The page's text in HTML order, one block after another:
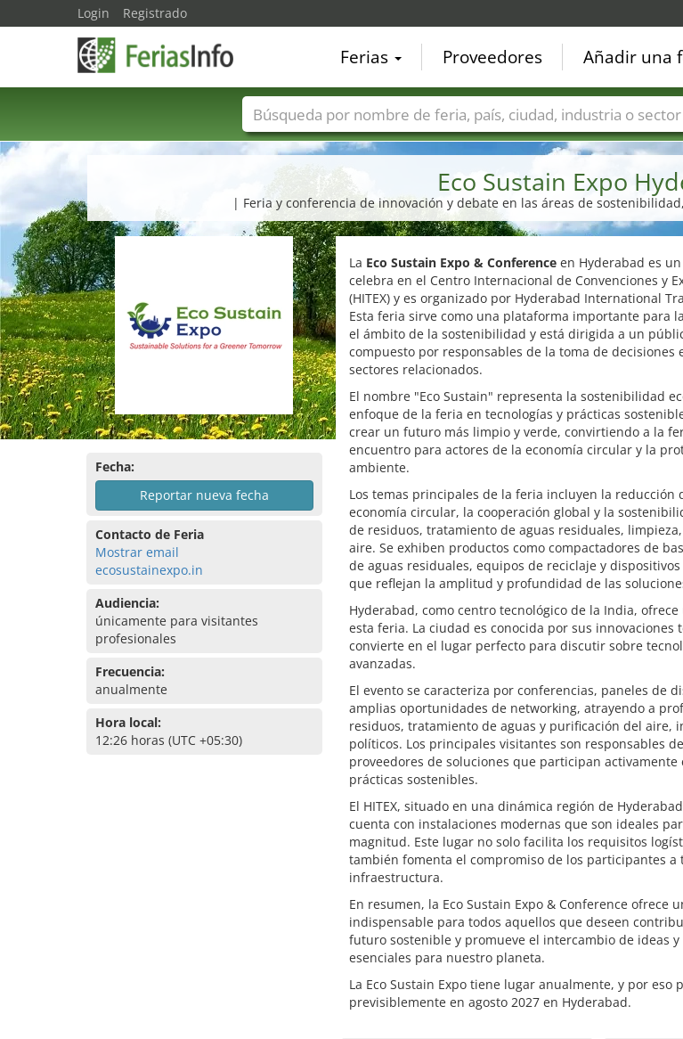
Eco Sustain Expo
| Feria y conferencia de innovación y debate en las áreas de
Fecha:
Reportar nueva fecha
Contacto de Feria
Mostrar email
ecosustainexpo.in
Audiencia:
únicamente para visitantes
profesionales
Frecuencia:
anualmente
Hora local:
12:26 horas (UTC +05:30)
La Eco Sustain Expo & Conferenceen Hyderabad es
celebra en el Centro Internacional de Convenciones y
(HITEX) y es organizado por Hyderabad International
Esta feria sirve como una plataforma importante para
el ámbito de la sostenibilidad y está dirigida a un
compuesto por responsables de la toma de decisiones
sectores relacionados.
El nombre "Eco Sustain" representa la sostenibilidad
enfoque de la feria en tecnologías y prácticas
crear un futuro más limpio y verde, convirtiendo a la
encuentro para actores de la economía circular y la
ambiente.
Los temas principales de la feria incluyen la reducción
economía circular, la cooperación global y la
de residuos, tratamiento de aguas residuales,
aire. Se exhiben productos como compactadores de
de aguas residuales, equipos de reciclaje y
que reflejan la amplitud y profundidad de las
Hyderabad, como centro tecnológico de la India,
esta feria. La ciudad es conocida por sus innovaciones
convierte en el lugar perfecto para discutir sobre
avanzadas.
El evento se caracteriza por conferencias, paneles de
amplias oportunidades de networking, atrayendo a
residuos, tratamiento de aguas y purificación del aire,
políticos. Los principales visitantes son responsables
proveedores de soluciones que participan
prácticas sostenibles.
El HITEX, situado en una dinámica región de
cuenta con instalaciones modernas que son ideales
magnitud. Este lugar no solo facilita los requisitos
también fomenta el compromiso de los participantes a
infraestructura.
En resumen, la Eco Sustain Expo & Conference ofrece
indispensable para todos aquellos que deseen
futuro sostenible y promueve el intercambio de ideas y
esenciales para nuestro planeta.
La Eco Sustain Expo tiene lugar anualmente, y por eso
previsiblemente en agosto 2027 en Hyderabad.
Login Registrado
Ferias Proveedores Añadir una
Nombres de ferias Países Ciudades Sectores de ferias